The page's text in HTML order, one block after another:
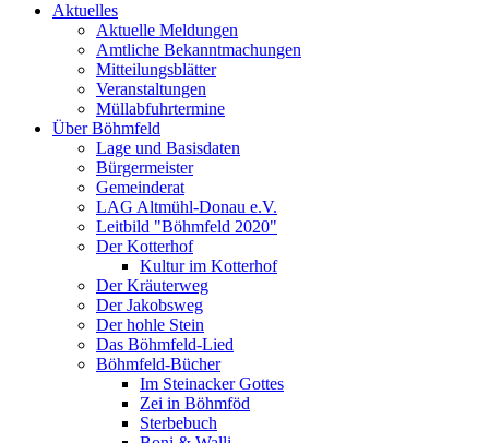
Aktuelles
Aktuelle Meldungen
Amtliche Bekanntmachungen
Mitteilungsblätter
Veranstaltungen
Müllabfuhrtermine
Über Böhmfeld
Lage und Basisdaten
Bürgermeister
Gemeinderat
LAG Altmühl-Donau e.V.
Leitbild "Böhmfeld 2020"
Der Kotterhof
Kultur im Kotterhof
Der Kräuterweg
Der Jakobsweg
Der hohle Stein
Das Böhmfeld-Lied
Böhmfeld-Bücher
Im Steinacker Gottes
Zei in Böhmföd
Sterbebuch